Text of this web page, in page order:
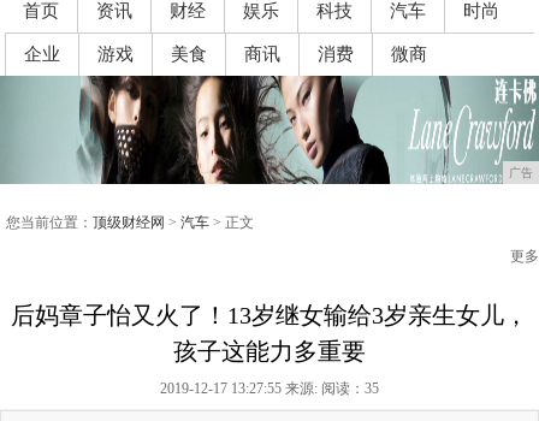
首页 资讯 财经 娱乐 科技 汽车 时尚
企业 游戏 美食 商讯 消费 微商
广告
您当前位置： 顶级财经网 > 汽车 > 正文
更多
后妈章子怡又火了！13岁继女输给3岁亲生女儿，
孩子这能力多重要
2019-12-17 13:27:55 来源: 阅读：35